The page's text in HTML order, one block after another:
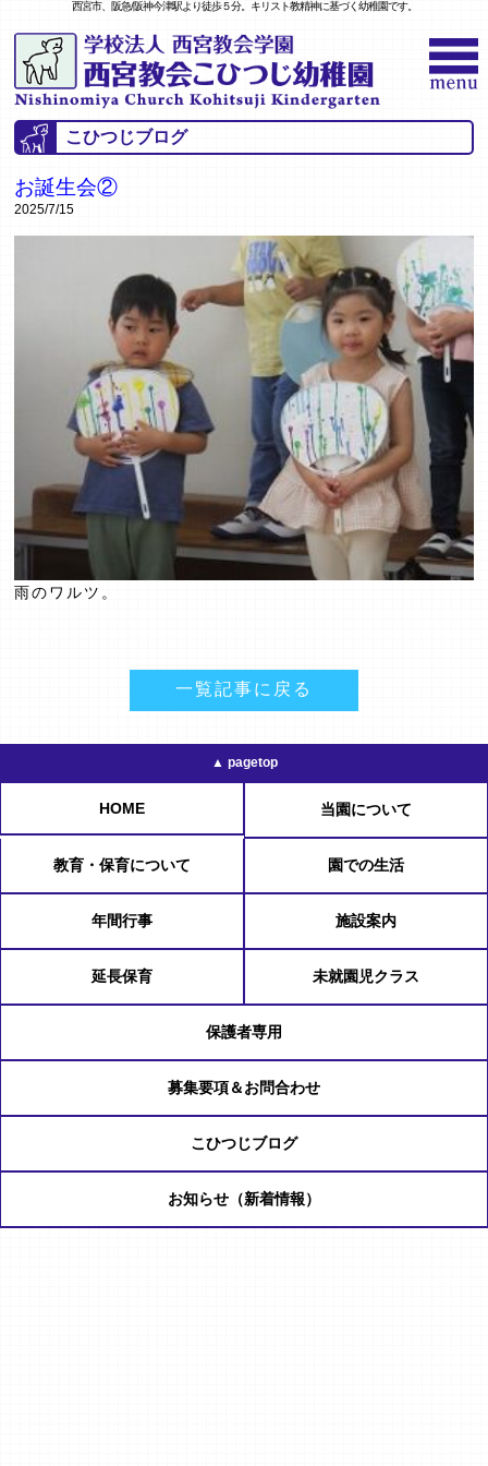
西宮市、阪急/阪神今津駅より徒歩５分。キリスト教精神に基づく幼稚園です。
こひつじブログ
お誕生会②
2025/7/15
雨のワルツ。
一覧記事に戻る
▲ pagetop
HOME 当園について
教育・保育について 園での生活
年間行事 施設案内
延長保育 未就園児クラス
保護者専用
募集要項＆お問合わせ
こひつじブログ
お知らせ（新着情報）